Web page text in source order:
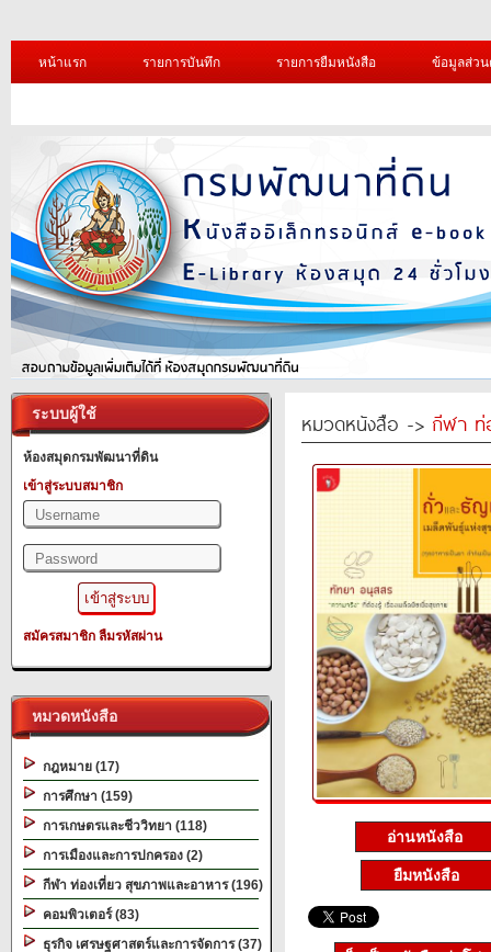
หน้าแรก รายการบันทึก รายการยืมหนังสือ ข้อมูลส่ว
ระบบผู้ใช้
ห้องสมุดกรมพัฒนาที่ดิน
เข้าสู่ระบบสมาชิก
สมัครสมาชิก ลืมรหัสผ่าน
หมวดหนังสือ
กฎหมาย (17)
การศึกษา (159)
การเกษตรและชีววิทยา (118)
การเมืองและการปกครอง (2)
กีฬา ท่องเที่ยว สุขภาพและอาหาร (196)
คอมพิวเตอร์ (83)
ธุรกิจ เศรษฐศาสตร์และการจัดการ (37)
หมวดหนังสือ -> กีฬา ท่
อ่านหนังสือ
ยืมหนังสือ